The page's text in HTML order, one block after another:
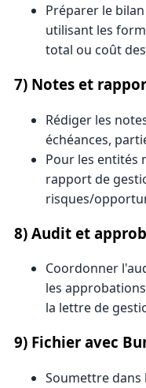
Préparer le
utilisant les
total ou coût
7) Notes et
Rédiger les
échéances,
Pour les entités
rapport de
risques/
8) Audit et
Coordonner
les
la lettre de
9) Fichier avec
Soumettre dans